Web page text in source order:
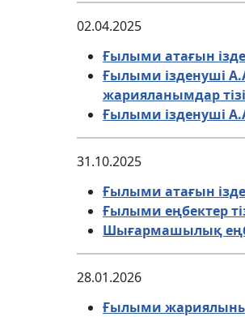
02.04.2025
Ғылыми атағын
Ғылыми ізденуші
жарияланымдар
Ғылыми ізденуші
31.10.2025
Ғылыми атағын
Ғылыми еңбектер
Шығармашылық
28.01.2026
Ғылыми